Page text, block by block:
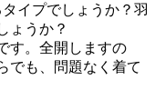
イプでしょうか？羽
ょうか？
す。全開しますの
でも、問題なく着て